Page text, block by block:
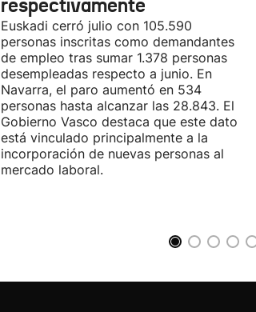
respectivamente
Euskadi cerró julio con 105.590
personas inscritas como demandantes
de empleo tras sumar 1.378 personas
desempleadas respecto a junio. En
Navarra, el paro aumentó en 534
personas hasta alcanzar las 28.843. El
Gobierno Vasco destaca que este dato
está vinculado principalmente a la
incorporación de nuevas personas al
mercado laboral.